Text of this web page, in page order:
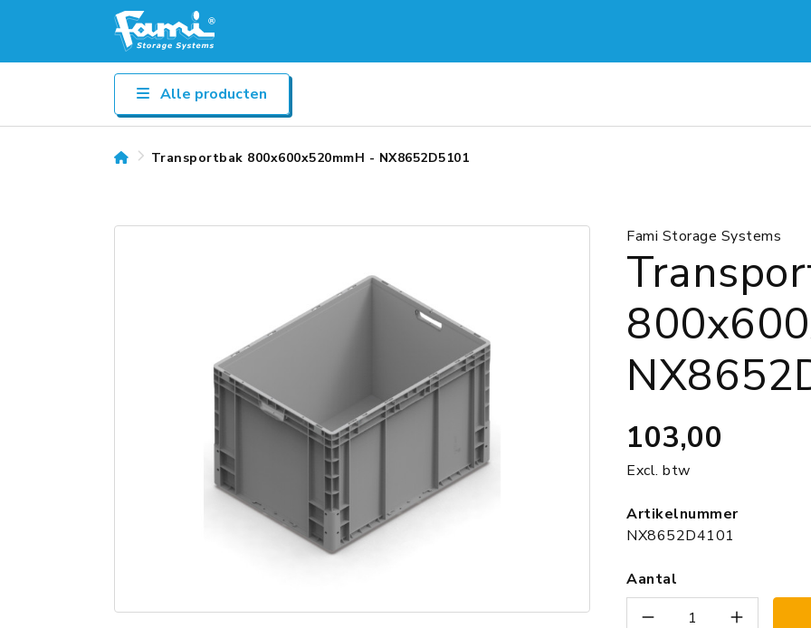
Alle producten
Transportbak 800x600x520mmH - NX8652D5101
Fami Storage Systems
103,00
Excl. btw
Artikelnummer
NX8652D4101
Aantal